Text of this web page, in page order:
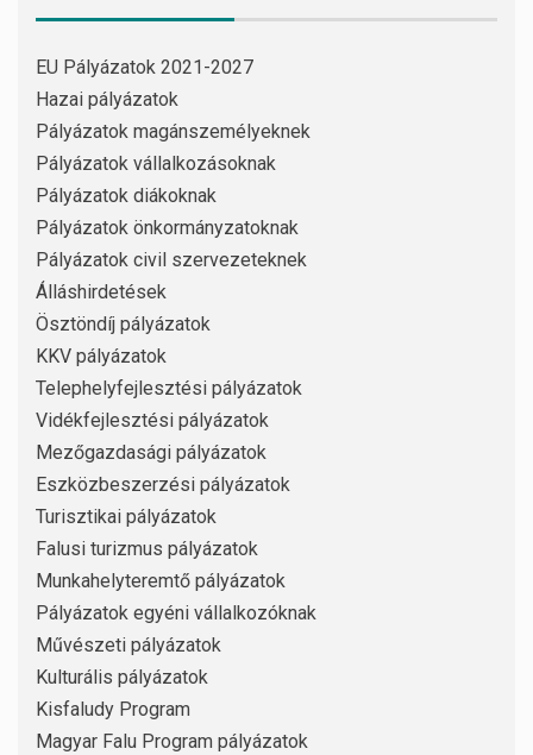
EU Pályázatok 2021-2027
Hazai pályázatok
Pályázatok magánszemélyeknek
Pályázatok vállalkozásoknak
Pályázatok diákoknak
Pályázatok önkormányzatoknak
Pályázatok civil szervezeteknek
Álláshirdetések
Ösztöndíj pályázatok
KKV pályázatok
Telephelyfejlesztési pályázatok
Vidékfejlesztési pályázatok
Mezőgazdasági pályázatok
Eszközbeszerzési pályázatok
Turisztikai pályázatok
Falusi turizmus pályázatok
Munkahelyteremtő pályázatok
Pályázatok egyéni vállalkozóknak
Művészeti pályázatok
Kulturális pályázatok
Kisfaludy Program
Magyar Falu Program pályázatok